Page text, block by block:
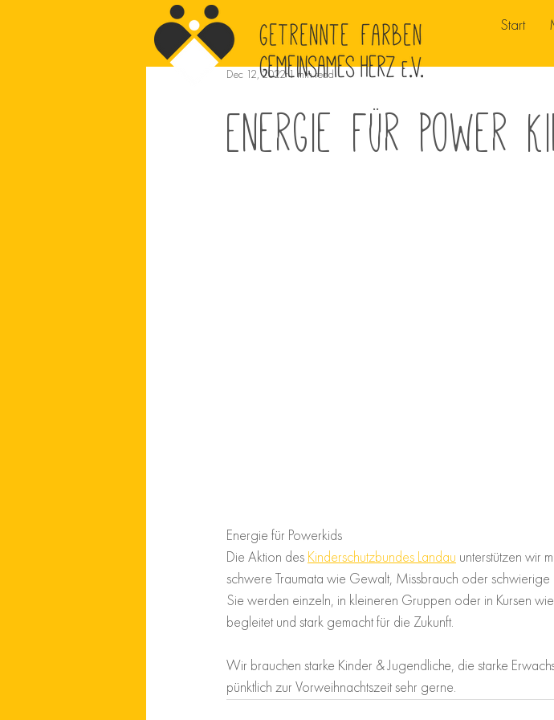
Start
Energie für Power
Dec 12, 2022 1 min read
Energie für Powerkids
Die Aktion des Kinderschutzbundes Landau unterstützen wir
schwere Traumata wie Gewalt, Missbrauch oder
Sie werden einzeln, in kleineren Gruppen oder in Kursen
begleitet und stark gemacht für die Zukunft.
Wir brauchen starke Kinder & Jugendliche, die starke
pünktlich zur Vorweihnachtszeit sehr gerne.